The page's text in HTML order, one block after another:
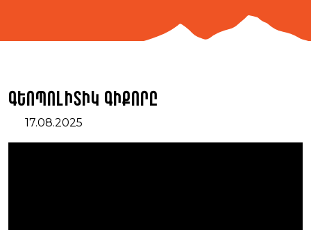
Գեոպոլիտիկ Գիքորը
17.08.2025